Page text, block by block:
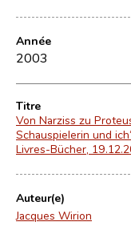
Année
2003
Titre
Von Narziss zu
Schauspielerin und
Livres-Bücher,
Auteur(e)
Jacques Wirion